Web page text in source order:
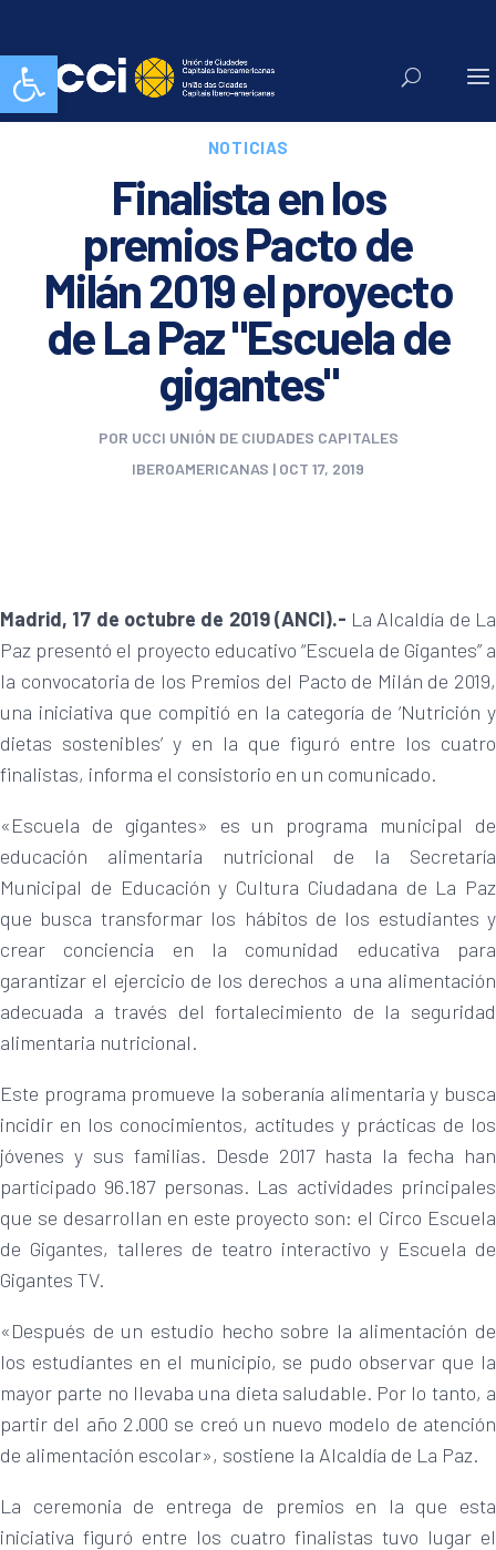
Abrir barra de herramientas
NOTICIAS
Finalista en los
premios Pacto de
Milán 2019 el proyecto
de La Paz "Escuela de
gigantes"
POR UCCI UNIÓN DE CIUDADES CAPITALES
IBEROAMERICANAS | OCT 17, 2019
Madrid, 17 de octubre de 2019 (ANCI).- La Alcaldía de La
Paz presentó el proyecto educativo “Escuela de Gigantes” a
la convocatoria de los Premios del Pacto de Milán de 2019,
una iniciativa que compitió en la categoría de ‘Nutrición y
dietas sostenibles’ y en la que figuró entre los cuatro
finalistas, informa el consistorio en un comunicado.
«Escuela de gigantes» es un programa municipal de
educación alimentaria nutricional de la Secretaría
Municipal de Educación y Cultura Ciudadana de La Paz
que busca transformar los hábitos de los estudiantes y
crear conciencia en la comunidad educativa para
garantizar el ejercicio de los derechos a una alimentación
adecuada a través del fortalecimiento de la seguridad
alimentaria nutricional.
Este programa promueve la soberanía alimentaria y busca
incidir en los conocimientos, actitudes y prácticas de los
jóvenes y sus familias. Desde 2017 hasta la fecha han
participado 96.187 personas. Las actividades principales
que se desarrollan en este proyecto son: el Circo Escuela
de Gigantes, talleres de teatro interactivo y Escuela de
Gigantes TV.
«Después de un estudio hecho sobre la alimentación de
los estudiantes en el municipio, se pudo observar que la
mayor parte no llevaba una dieta saludable. Por lo tanto, a
partir del año 2.000 se creó un nuevo modelo de atención
de alimentación escolar», sostiene la Alcaldía de La Paz.
La ceremonia de entrega de premios en la que esta
iniciativa figuró entre los cuatro finalistas tuvo lugar el